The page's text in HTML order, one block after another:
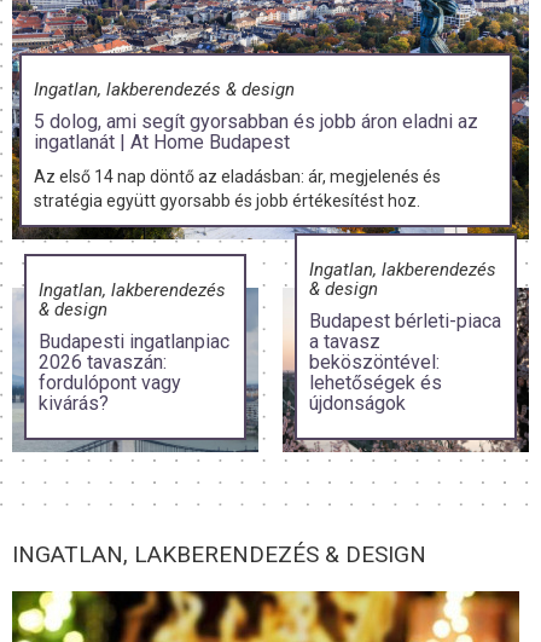
Ingatlan, lakberendezés & design
5 dolog, ami segít gyorsabban és jobb áron eladni az
ingatlanát | At Home Budapest
Az első 14 nap döntő az eladásban: ár, megjelenés és
stratégia együtt gyorsabb és jobb értékesítést hoz.
Ingatlan, lakberendezés
& design
Budapesti ingatlanpiac
2026 tavaszán:
fordulópont vagy
kivárás?
Ingatlan, lakberendezés
& design
Budapest bérleti-piaca
a tavasz
beköszöntével:
lehetőségek és
újdonságok
INGATLAN, LAKBERENDEZÉS & DESIGN